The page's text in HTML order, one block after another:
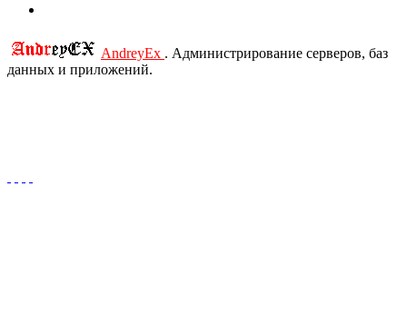
AndreyEx . Администрирование серверов, баз
данных и приложений.